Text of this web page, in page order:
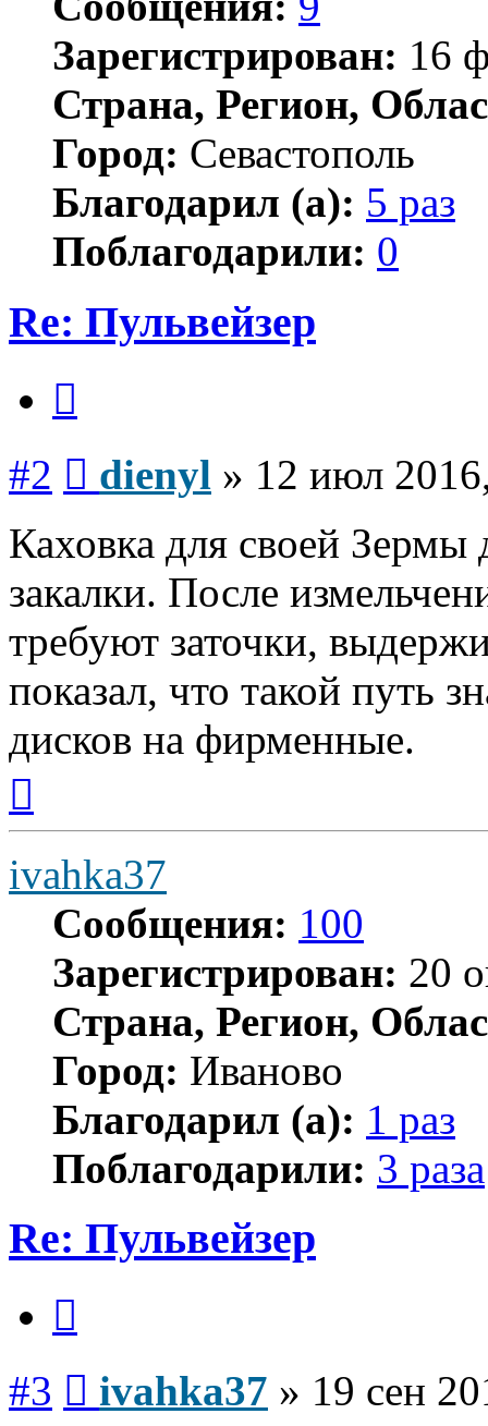
Зарегистрирован: 16
Страна, Регион,
Город: Севастополь
Благодарил (а): 5 раз
Поблагодарили: 0
Re: Пульвейзер
#2 dienyl » 12 июл
Каховка для своей Зермы
закалки. После
требуют заточки,
показал, что такой путь
дисков на фирменные.
началу
ivahka37
Сообщения: 100
Зарегистрирован: 20
Страна, Регион,
Город: Иваново
Благодарил (а): 1 раз
Поблагодарили: 3 раза
Re: Пульвейзер
#3 ivahka37 » 19 сен